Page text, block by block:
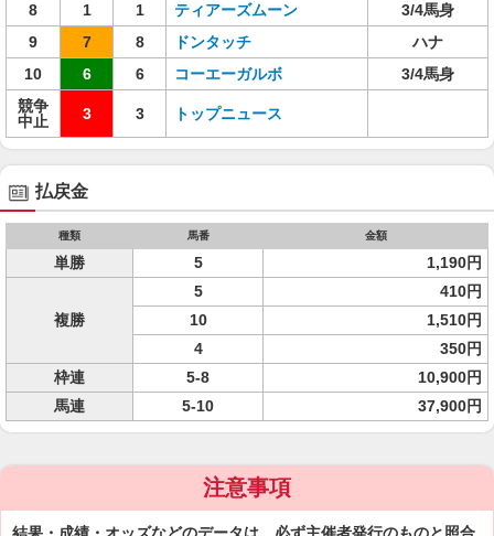
8
1 1 ティアーズムーン
3/4馬身
9
7 8 ドンタッチ
ハナ
10
6 6 コーエーガルボ
3/4馬身
競争
中止
3 3 トップニュース
払戻金
種類 馬番 金額
単勝 5 1,190円
複勝
5
410円
10
1,510円
4
350円
枠連
5-8
10,900円
馬連
5-10 37,900円
注意事項